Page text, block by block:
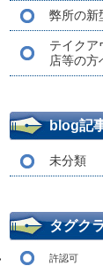
弊所の新
テイクア
店等の方
blog記
未分類
タグク
許認可